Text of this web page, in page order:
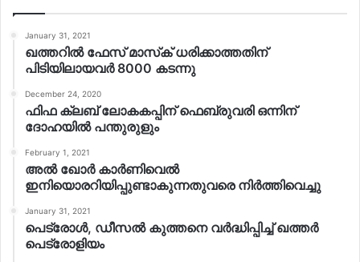
January 31, 2021
ഖത്തറില്‍ ഫേസ് മാസ്‌ക് ധരിക്കാത്തതിന്
പിടിയിലായവര്‍ 8000 കടന്നു
December 24, 2020
ഫിഫ ക്ലബ് ലോകകപ്പിന് ഫെബ്രുവരി ഒന്നിന്
ദോഹയില്‍ പന്തുരുളും
February 1, 2021
അല്‍ ഖോര്‍ കാര്‍ണിവെല്‍
ഇനിയൊരറിയിപ്പുണ്ടാകുന്നതുവരെ നിര്‍ത്തിവെച്ചു
January 31, 2021
പെട്രോള്‍, ഡീസല്‍ കുത്തനെ വര്‍ദ്ധിപ്പിച്ച് ഖത്തര്‍
പെട്രോളിയം